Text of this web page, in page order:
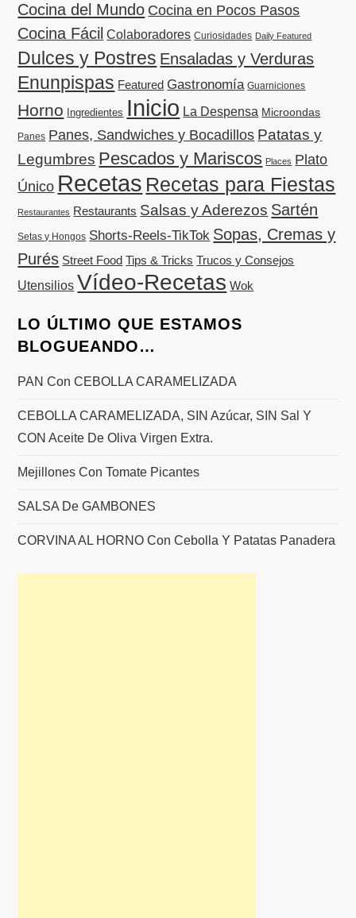
Cocina del Mundo Cocina en Pocos Pasos
Cocina Fácil Colaboradores Curiosidades Daily Featured
Dulces y Postres Ensaladas y Verduras
Enunpispas Featured Gastronomía Guarniciones
Horno Ingredientes Inicio La Despensa Microondas
Panes Panes, Sandwiches y Bocadillos Patatas y
Legumbres Pescados y Mariscos Places Plato
Único Recetas Recetas para Fiestas
Restaurantes Restaurants Salsas y Aderezos Sartén
Setas y Hongos Shorts-Reels-TikTok Sopas, Cremas y
Purés Street Food Tips & Tricks Trucos y Consejos
Utensilios Vídeo-Recetas Wok
LO ÚLTIMO QUE ESTAMOS
BLOGUEANDO…
PAN Con CEBOLLA CARAMELIZADA
CEBOLLA CARAMELIZADA, SIN Azúcar, SIN Sal Y
CON Aceite De Oliva Virgen Extra.
Mejillones Con Tomate Picantes
SALSA De GAMBONES
CORVINA AL HORNO Con Cebolla Y Patatas Panadera